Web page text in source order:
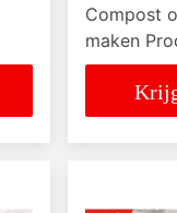
Compost
maken